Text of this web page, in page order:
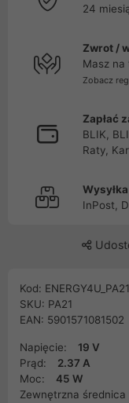
24
Zwrot /
Masz na
Zobacz
Zapłać
BLIK,
Raty,
InPost,
Kod: ENERGY4U_PA21
SKU: PA21
EAN: 5901571081502
Napięcie:
19 V
Prąd:
2.37 A
Moc:
45 W
Zewnętrzna średnica